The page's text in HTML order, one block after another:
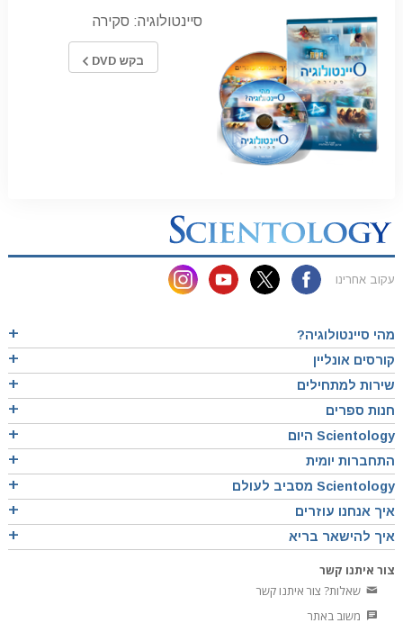
סיינטולוגיה: סקירה
בקש DVD
עקוב אחרינו
מהי סיינטולוגיה?
קורסים אונליין
שירות למתחילים
חנות ספרים
Scientology היום
התחברות יומית
Scientology מסביב לעולם
איך אנחנו עוזרים
איך להישאר בריא
צור איתנו קשר
שאלות? צור איתנו קשר
משוב באתר